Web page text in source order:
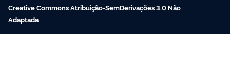
Creative Commons Atribuição-SemDerivações 3.0 Não
Adaptada